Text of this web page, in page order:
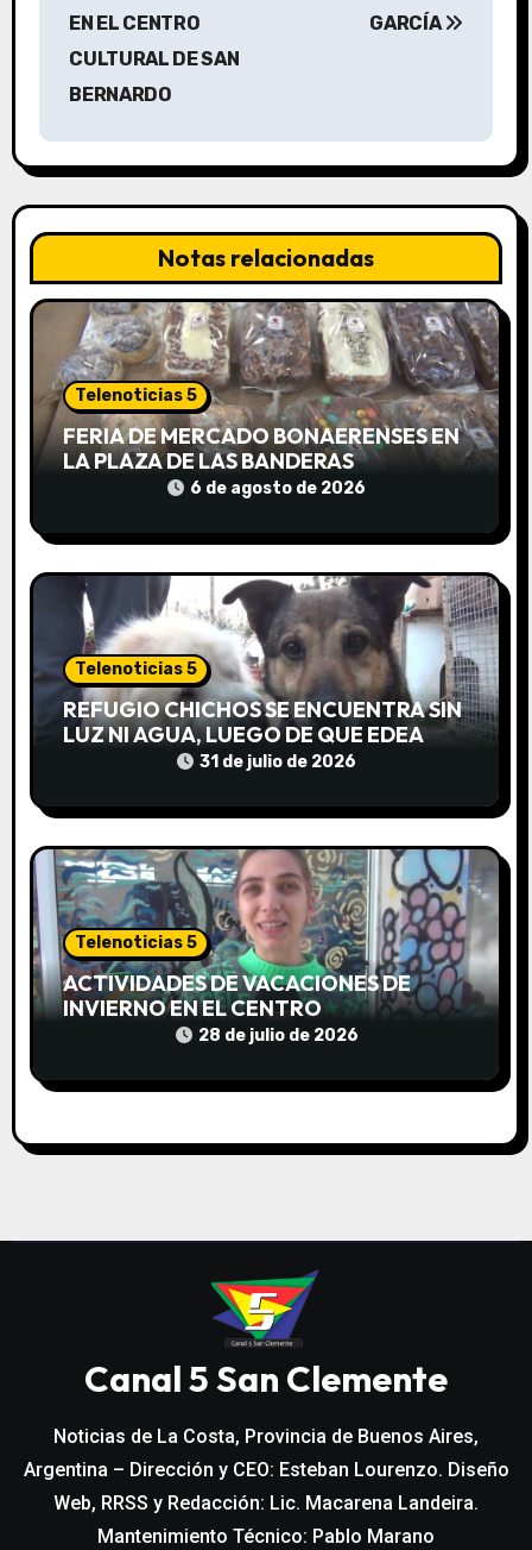
a
c
i
ó
d
e
e
n
t
a
d
s
EN EL CENTRO
CULTURAL DE SAN
BERNARDO
GARCÍA
Notas relacionadas
Telenoticias 5
FERIA DE MERCADO BONAERENSES EN
LA PLAZA DE LAS BANDERAS
6 de agosto de 2026
Telenoticias 5
REFUGIO CHICHOS SE ENCUENTRA SIN
LUZ NI AGUA, LUEGO DE QUE EDEA
CORTARA EL SUMINISTRO SIN AVISO
31 de julio de 2026
Telenoticias 5
ACTIVIDADES DE VACACIONES DE
INVIERNO EN EL CENTRO
COMUNITARIO EL TALA
28 de julio de 2026
Canal 5 San Clemente
Noticias de La Costa, Provincia de Buenos Aires,
Argentina – Dirección y CEO: Esteban Lourenzo. Diseño
Web, RRSS y Redacción: Lic. Macarena Landeira.
Mantenimiento Técnico: Pablo Marano